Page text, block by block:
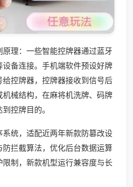
理：一些智能控牌器通过蓝牙
设备连接。手机端软件预设好牌
给控牌器，控牌器接收到信号后
械结构，在麻将机洗牌、码牌
控牌目的。
系统，适配近两年新款防篡改设
拦截算法，优化后台数据运算
制，新款机型运行兼容度与长